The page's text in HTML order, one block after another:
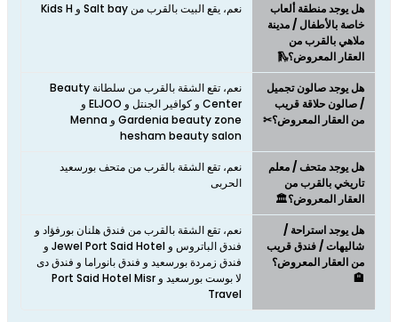
هل يوجد منطقة ألعاب
خاصة بالأطفال / مدينة
ملاهي بالقرب من
العقار المعروض؟🛝
نعم، يقع البيت بالقرب من Salt bay و Kids H
هل يوجد صالون تجميل
/ صالون حلاقة قريب
من العقار المعروض؟✂
نعم، تقع الشقة بالقرب من سلطانة Beauty
Center و كوافير الجنتل و ELJOO و
Gardenia beauty zone و Menna
hesham beauty salon
هل يوجد متحف / معلم
تاريخي بالقرب من
العقار المعروض؟🏛️
نعم، تقع الشقة بالقرب من متحف بورسعيد
الحربى
هل يوجد استراحة /
شاليهات / فندق قريب
من العقار المعروض؟
🏨
نعم، تقع الشقة بالقرب من فندق هلنان بورفؤاد و
فندق الباتروس و Jewel Port Said Hotel و
فندق زمردة بورسعيد و فندق بانوراما و فندق دى
لا بوست بورسعيد و Port Said Hotel Misr
Travel